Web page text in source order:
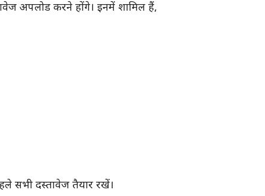
अपलोड करने होंगे। इनमें शामिल हैं,
सभी दस्तावेज तैयार रखें।